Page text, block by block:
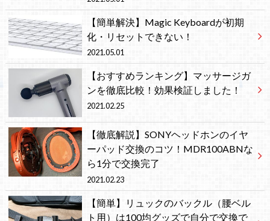
【簡単解決】Magic Keyboardが初期
化・リセットできない！
2021.05.01
【おすすめランキング】マッサージガ
ンを徹底比較！効果検証しました！
2021.02.25
【徹底解説】SONYヘッドホンのイヤ
ーパッド交換のコツ！MDR100ABNな
ら1分で交換完了
2021.02.23
【簡単】リュックのバックル（腰ベル
ト用）は100均グッズで自分で交換で